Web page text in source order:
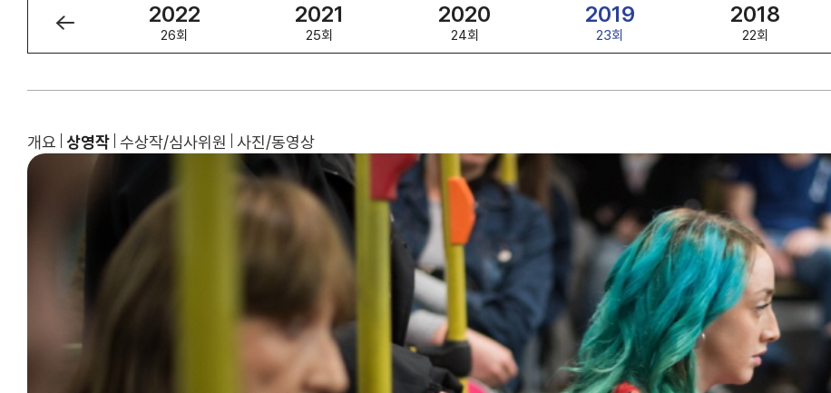
2022
26회
2021
25회
2020
24회
2019
23회
2018
22회
개요 상영작 수상작/심사위원 사진/동영상